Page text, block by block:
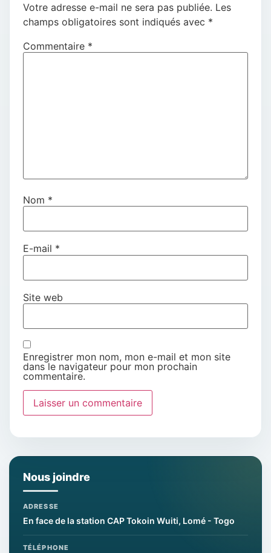
Votre adresse e-mail ne sera pas publiée. Les
champs obligatoires sont indiqués avec *
Commentaire *
Nom *
E-mail *
Site web
Enregistrer mon nom, mon e-mail et mon site
dans le navigateur pour mon prochain
commentaire.
Nous joindre
ADRESSE
En face de la station CAP Tokoin Wuiti, Lomé - Togo
TÉLÉPHONE